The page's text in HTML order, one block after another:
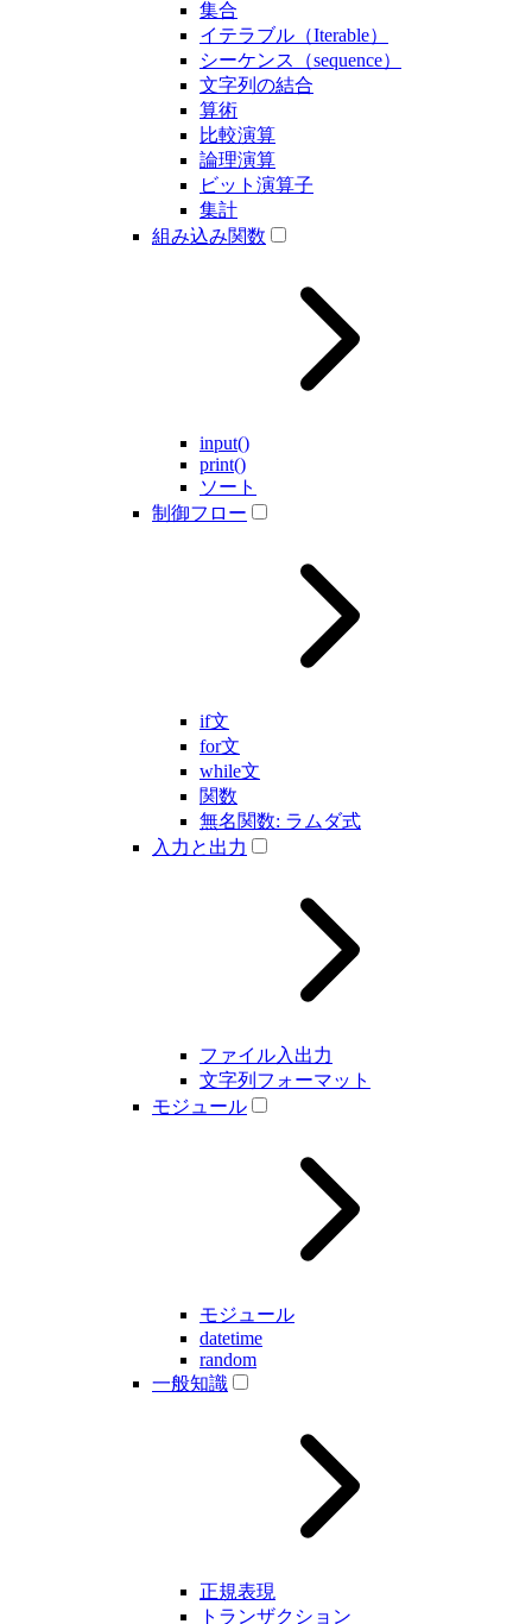
集合
イテラブル（Iterable）
シーケンス（sequence）
文字列の結合
算術
比較演算
論理演算
ビット演算子
集計
組み込み関数
input()
print()
ソート
制御フロー
if文
for文
while文
関数
無名関数: ラムダ式
入力と出力
ファイル入出力
文字列フォーマット
モジュール
モジュール
datetime
random
一般知識
正規表現
トランザクション